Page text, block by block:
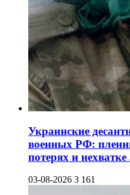
Украинские
военных РФ:
потерях и
03-08-2026 3 161